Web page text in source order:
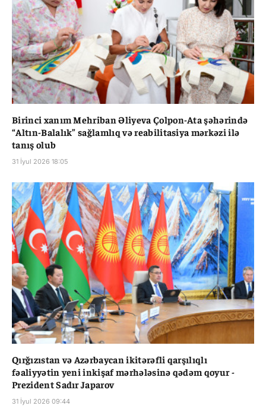
Birinci xanım Mehriban Əliyeva Çolpon-Ata şəhərində
“Altın-Balalık” sağlamlıq və reabilitasiya mərkəzi ilə
tanış olub
31 İyul 2026 18:05
Qırğızıstan və Azərbaycan ikitərəfli qarşılıqlı
fəaliyyətin yeni inkişaf mərhələsinə qədəm qoyur -
Prezident Sadır Japarov
31 İyul 2026 09:44